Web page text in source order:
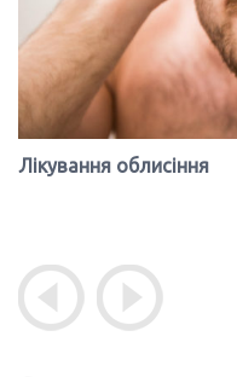
Лікування облисіння